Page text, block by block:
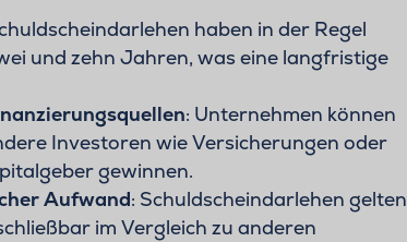
haben in der Regel
und zehn Jahren, was eine langfristige
: Unternehmen können
Investoren wie Versicherungen oder
gewinnen.
Aufwand: Schuldscheindarlehen gelten
im Vergleich zu anderen